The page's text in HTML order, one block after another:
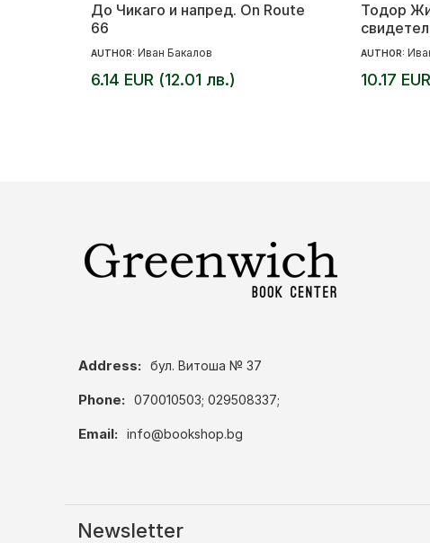
До Чикаго и напред. On Route
66
AUTHOR: Иван Бакалов
6.14 EUR (12.01 лв.)
Тодор
AUTHOR:
10.17
Address: бул. Витоша № 37
Phone: 070010503; 029508337;
Email: info@bookshop.bg
Newsletter